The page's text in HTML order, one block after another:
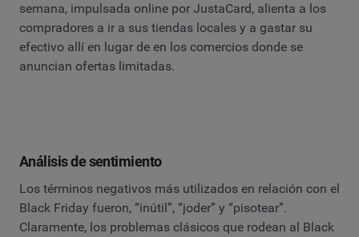
semana, impulsada online por JustaCard, alienta a los
compradores a ir a sus tiendas locales y a gastar su
efectivo allí en lugar de en los comercios donde se
anuncian ofertas limitadas.
Análisis de sentimiento
Los términos negativos más utilizados en relación con el
Black Friday fueron, “inútil”, “joder” y “pisotear”.
Claramente, los problemas clásicos que rodean al Black